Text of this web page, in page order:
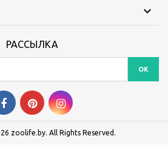

РАССЫЛКА
zoolife.by. All Rights Reserved.